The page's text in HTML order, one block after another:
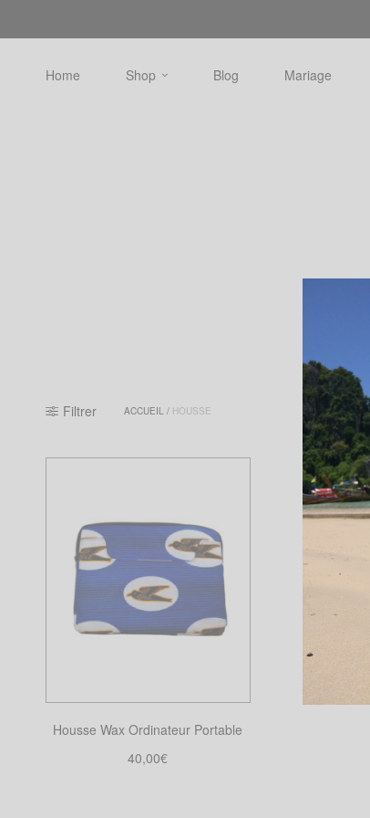
Home Shop Blog Mariage
Filtrer ACCUEIL / HOUSSE
Housse Wax Ordinateur Portable
40,00€